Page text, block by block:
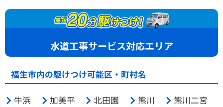
水道工事サービス対応エリア
福生市内の駆けつけ可能区・町村名
牛浜 加美平 北田園 熊川
熊川二宮